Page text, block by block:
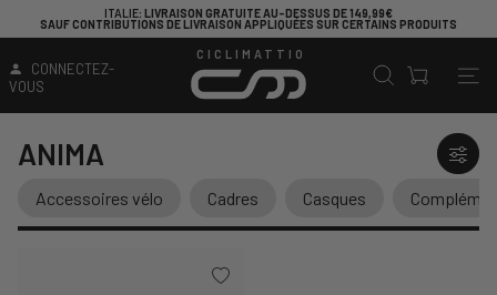
ITALIE: LIVRAISON GRATUITE AU-DESSUS DE 149,99€
SAUF CONTRIBUTIONS DE LIVRAISON APPLIQUÉES SUR CERTAINS PRODUITS
CONNECTEZ-
VOUS
CICLIMATTIO
ANIMA
Accessoires vélo Cadres Casques